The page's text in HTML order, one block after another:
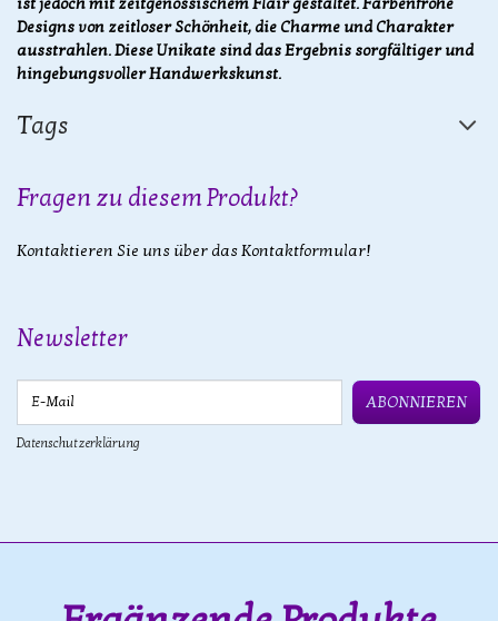
Designs von zeitloser Schönheit, die Charme und Charakter
ausstrahlen. Diese Unikate sind das Ergebnis sorgfältiger und
hingebungsvoller Handwerkskunst.
Tags
Fragen zu diesem Produkt?
Kontaktieren Sie uns über das Kontaktformular!
Newsletter
ABONNIEREN
Datenschutzerklärung